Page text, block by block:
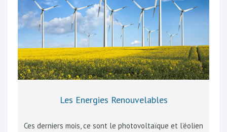
être préservés. A Rebecq, nous avons le privilège de
disposer, à cet effet, de la résidence…
Les Energies Renouvelables
Ces derniers mois, ce sont le photovoltaïque et l’éolien